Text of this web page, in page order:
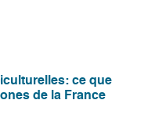
ce que
de la France